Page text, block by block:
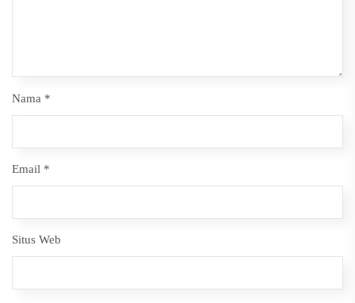
Nama *
Email *
Situs Web